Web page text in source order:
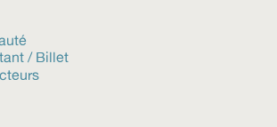
/ Billet